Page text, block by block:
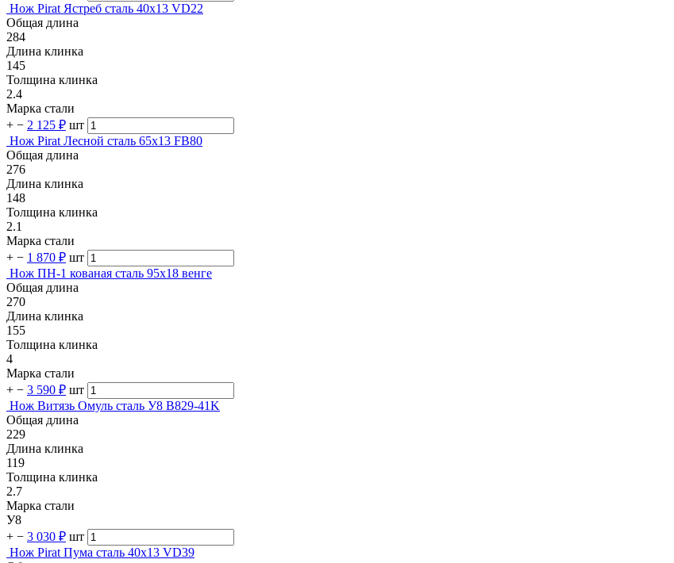
Нож Pirat Ястреб сталь 40х13 VD22
Общая длина
284
Длина клинка
145
Толщина клинка
2.4
Марка стали
+ − 2 125 ₽ шт
Нож Pirat Лесной сталь 65х13 FB80
Общая длина
276
Длина клинка
148
Толщина клинка
2.1
Марка стали
+ − 1 870 ₽ шт
Нож ПН-1 кованая сталь 95х18 венге
Общая длина
270
Длина клинка
155
Толщина клинка
4
Марка стали
+ − 3 590 ₽ шт
Нож Витязь Омуль сталь У8 B829-41K
Общая длина
229
Длина клинка
119
Толщина клинка
2.7
Марка стали
У8
+ − 3 030 ₽ шт
Нож Pirat Пума сталь 40х13 VD39